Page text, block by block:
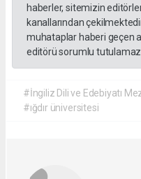
haberler, sitemizin
kanallarından
muhataplar haberi geçen
editörü sorumlu
#İngiliz Dili ve Edebiyatı
#ığdır üniversitesi